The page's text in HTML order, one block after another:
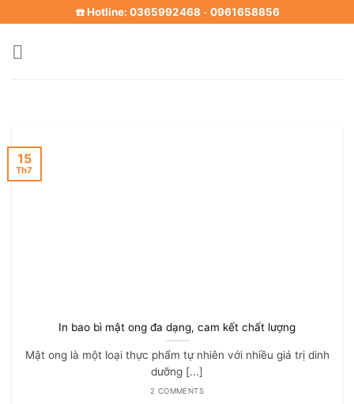
to
content
☎️ Hotline: 0365992468 - 0961658856
In bao bì mật ong đa dạng, cam kết chất lượng
Mật ong là một loại thực phẩm tự nhiên với nhiều giá trị dinh
dưỡng [...]
2 COMMENTS
15
Th7